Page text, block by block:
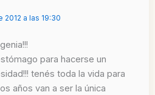
2012 a las 19:30
para hacerse un
tenés toda la vida para
años van a ser la única